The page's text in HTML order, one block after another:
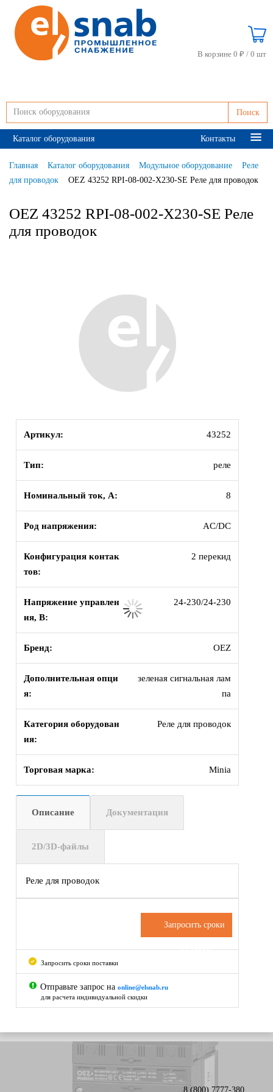
Поиск
В корзине 0 ₽ / 0 шт
Каталог оборудования Контакты
Главная Каталог оборудования Модульное оборудование
Реле
для проводок
OEZ 43252 RPI-08-002-X230-SE Реле для проводок
OEZ 43252 RPI-08-002-X230-SE Реле
для проводок
Артикул: 43252
Тип: реле
Номинальный ток, А: 8
Род напряжения: AC/DC
Конфигурация контак
тов:
2 перекид
Напряжение управлен
ия, В:
24-230/24-230
Бренд: OEZ
Дополнительная опци
я:
зеленая сигнальная лам
па
Категория оборудован
ия:
Реле для проводок
Торговая марка: Minia
Описание Документация
2D/3D-файлы
Реле для проводок
Запросить сроки
поставки
Запросить сроки поставки
Отправьте запрос на online@elsnab.ru
для расчета индивидуальной скидки
8 (800) 7777-380